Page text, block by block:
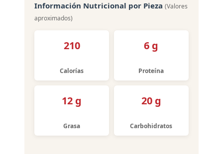
Información Nutricional por Pieza(Valores
aproximados)
210
Calorías
6 g
Proteína
12 g
Grasa
20 g
Carbohidratos